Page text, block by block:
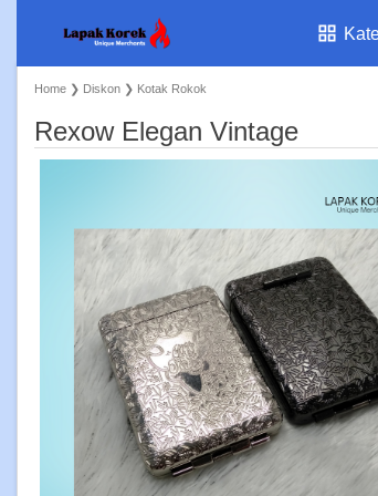
Home ❯ Diskon ❯ Kotak Rokok
Rexow Elegan Vintage